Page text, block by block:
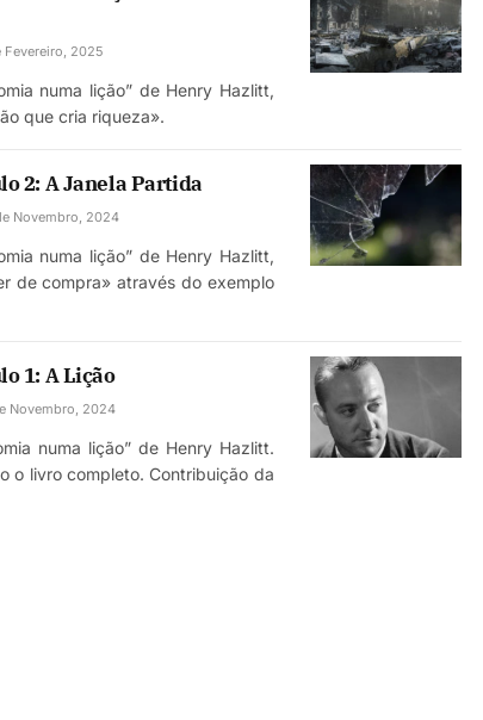
Fevereiro, 2025
numa lição” de Henry Hazlitt,
que cria riqueza».
2: A Janela Partida
Novembro, 2024
numa lição” de Henry Hazlitt,
de compra» através do exemplo
1: A Lição
Novembro, 2024
numa lição” de Henry Hazlitt.
o livro completo. Contribuição da